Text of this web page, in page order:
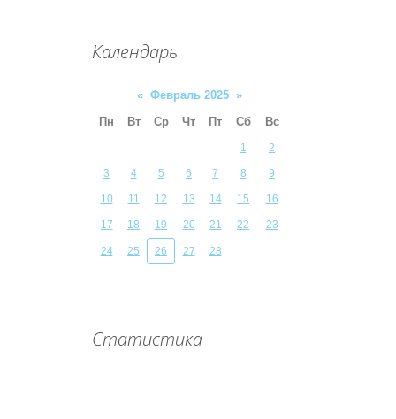
Календарь
« Февраль 2025 »
Пн
Вт Ср Чт Пт Сб Вс
1 2
3 4 5 6 7 8 9
10 11 12 13 14 15 16
17 18 19 20 21 22 23
24 25 26 27 28
Статистика